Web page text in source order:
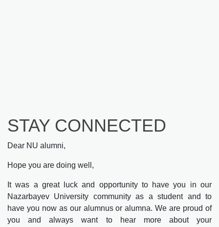
STAY CONNECTED
Dear NU alumni,
Hope you are doing well,
It was a great luck and opportunity to have you in our
Nazarbayev University community as a student and to
have you now as our alumnus or alumna. We are proud of
you and always want to hear more about your